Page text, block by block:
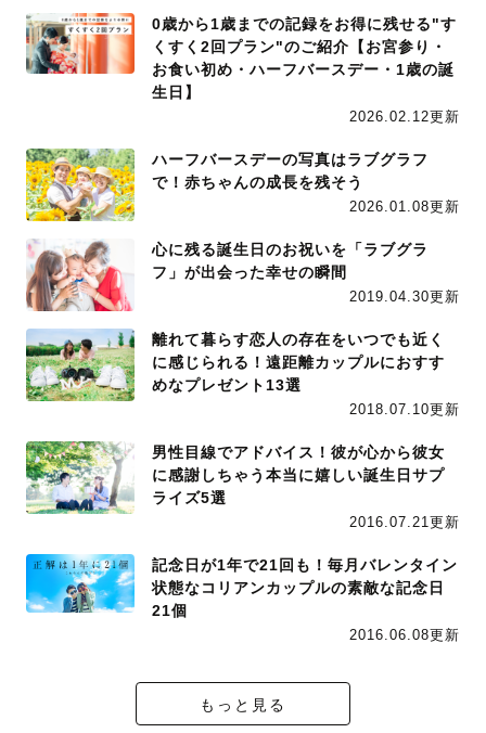
0歳から1歳までの記録をお得に残せる"す
くすく2回プラン"のご紹介【お宮参り・
お食い初め・ハーフバースデー・1歳の誕
生日】
2026.02.12更新
ハーフバースデーの写真はラブグラフ
で！赤ちゃんの成長を残そう
2026.01.08更新
心に残る誕生日のお祝いを「ラブグラ
フ」が出会った幸せの瞬間
2019.04.30更新
離れて暮らす恋人の存在をいつでも近く
に感じられる！遠距離カップルにおすす
めなプレゼント13選
2018.07.10更新
男性目線でアドバイス！彼が心から彼女
に感謝しちゃう本当に嬉しい誕生日サプ
ライズ5選
2016.07.21更新
記念日が1年で21回も！毎月バレンタイン
状態なコリアンカップルの素敵な記念日
21個
2016.06.08更新
もっと見る